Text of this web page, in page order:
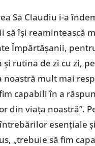
Sa Claudiu i-a
să își reamintească
Împărtășanii,
rutina de zi cu zi,
noastră mult mai
capabili în a
din viața noastră”.
esențiale
„trebuie să fim